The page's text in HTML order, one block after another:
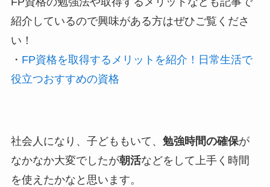
紹介しているので興味がある方はぜひご覧くださ
い！
・ FP資格を取得するメリットを紹介！日常生活で
役立つおすすめの資格
社会人になり、子どももいて、 勉強時間の確保が
なかなか大変でしたが朝活などをして上手く時間
を使えたかなと思います。